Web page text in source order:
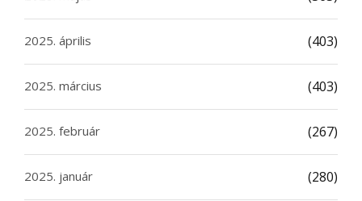
2025. április (403)
2025. március (403)
2025. február (267)
2025. január (280)